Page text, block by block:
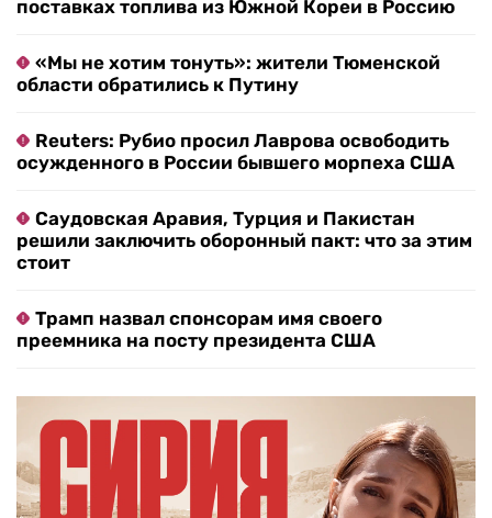
поставках топлива из Южной Кореи в Россию
«Мы не хотим тонуть»: жители Тюменской
области обратились к Путину
Reuters: Рубио просил Лаврова освободить
осужденного в России бывшего морпеха США
Саудовская Аравия, Турция и Пакистан
решили заключить оборонный пакт: что за этим
стоит
Трамп назвал спонсорам имя своего
преемника на посту президента США